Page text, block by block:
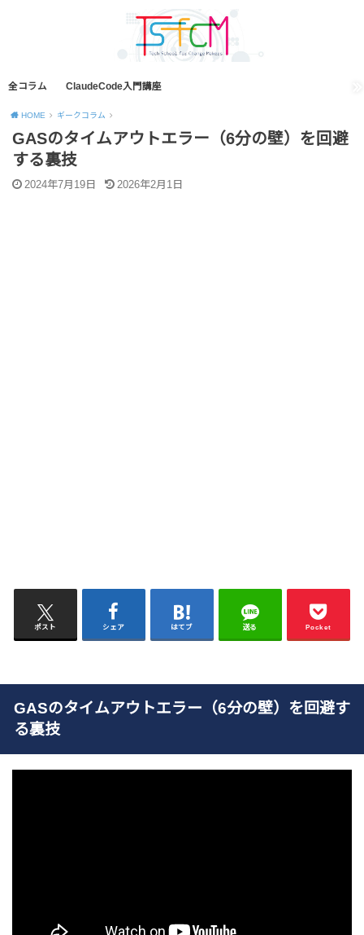
全コラム ClaudeCode入門講座
HOME ギークコラム
GASのタイムアウトエラー（6分の壁）を回避
する裏技
2024年7月19日 2026年2月1日
ポスト シェア はてブ 送る Pocket
GASのタイムアウトエラー（6分の壁）を回避す
る裏技